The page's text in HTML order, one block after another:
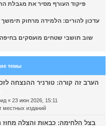
темы
« 23 июн 2026, 15:11
местных изданий